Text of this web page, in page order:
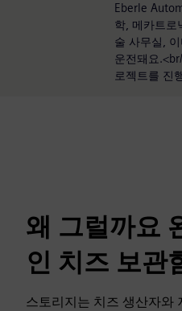
Eberle
학, 메카트로
술 사무실,
운전돼요
로젝트를 진
왜 그럴까요
인 치즈 보관
스토리지는 치즈 생산자와